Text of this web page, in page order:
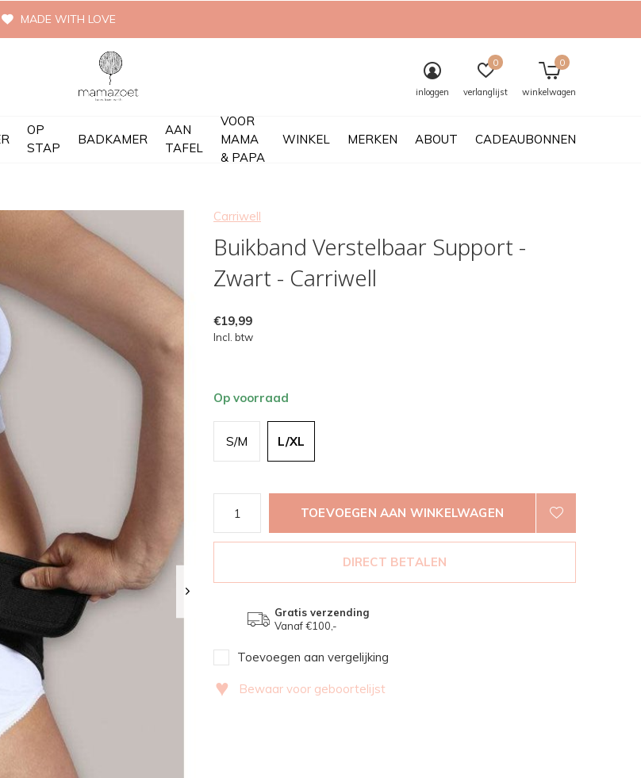
OP
STAP
BADKAMER
AAN
TAFEL
VOOR
MAMA
& PAPA
WINKEL MERKEN ABOUT CADEAUBONNEN
inloggen verlanglijst
0
winkelwagen
0
MADE WITH LOVE
Carriwell
Buikband Verstelbaar Support -
Zwart - Carriwell
€19,99
Incl. btw
Op voorraad
S/M L/XL
TOEVOEGEN AAN WINKELWAGEN
DIRECT BETALEN
Gratis verzending
Vanaf €100,-
Toevoegen aan vergelijking
♥ Bewaar voor geboortelijst